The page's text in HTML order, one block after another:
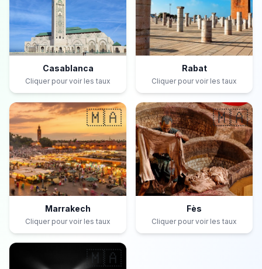
Casablanca
Cliquer pour voir les taux
Rabat
Cliquer pour voir les taux
🇲🇦
Marrakech
Cliquer pour voir les taux
🇲🇦
Fès
Cliquer pour voir les taux
🇲🇦